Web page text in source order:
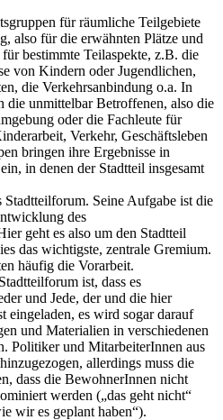
für räumliche Teilgebiete
also für die erwähnten Plätze und
bestimmte Teilaspekte, z.B. die
von Kindern oder Jugendlichen,
die Verkehrsanbindung o.a. In
die unmittelbar Betroffenen, also die
oder die Fachleute für
Verkehr, Geschäftsleben
bringen ihre Ergebnisse in
in denen der Stadtteil insgesamt
Stadtteilforum. Seine Aufgabe ist die
des
geht es also um den Stadtteil
das wichtigste, zentrale Gremium.
häufig die Vorarbeit.
ist, dass es
und Jede, der und die hier
eingeladen, es wird sogar darauf
und Materialien in verschiedenen
Politiker und MitarbeiterInnen aus
allerdings muss die
dass die BewohnerInnen nicht
werden („das geht nicht“
wir es geplant haben“).